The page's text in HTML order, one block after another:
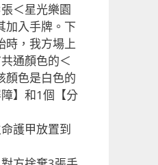
＜星光樂園
加入手牌。下
時，我方場上
通顏色的＜
顏色是白色的
】和1個【分
護甲放置到